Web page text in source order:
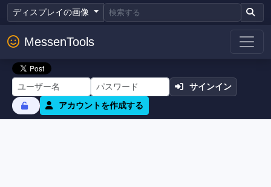
ディスプレイの画像
MessenTools
サインイン
アカウントを作成する